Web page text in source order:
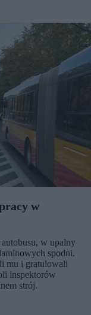
w
w upalny
spodni.
mu i gratulowali
inspektorów
strój.